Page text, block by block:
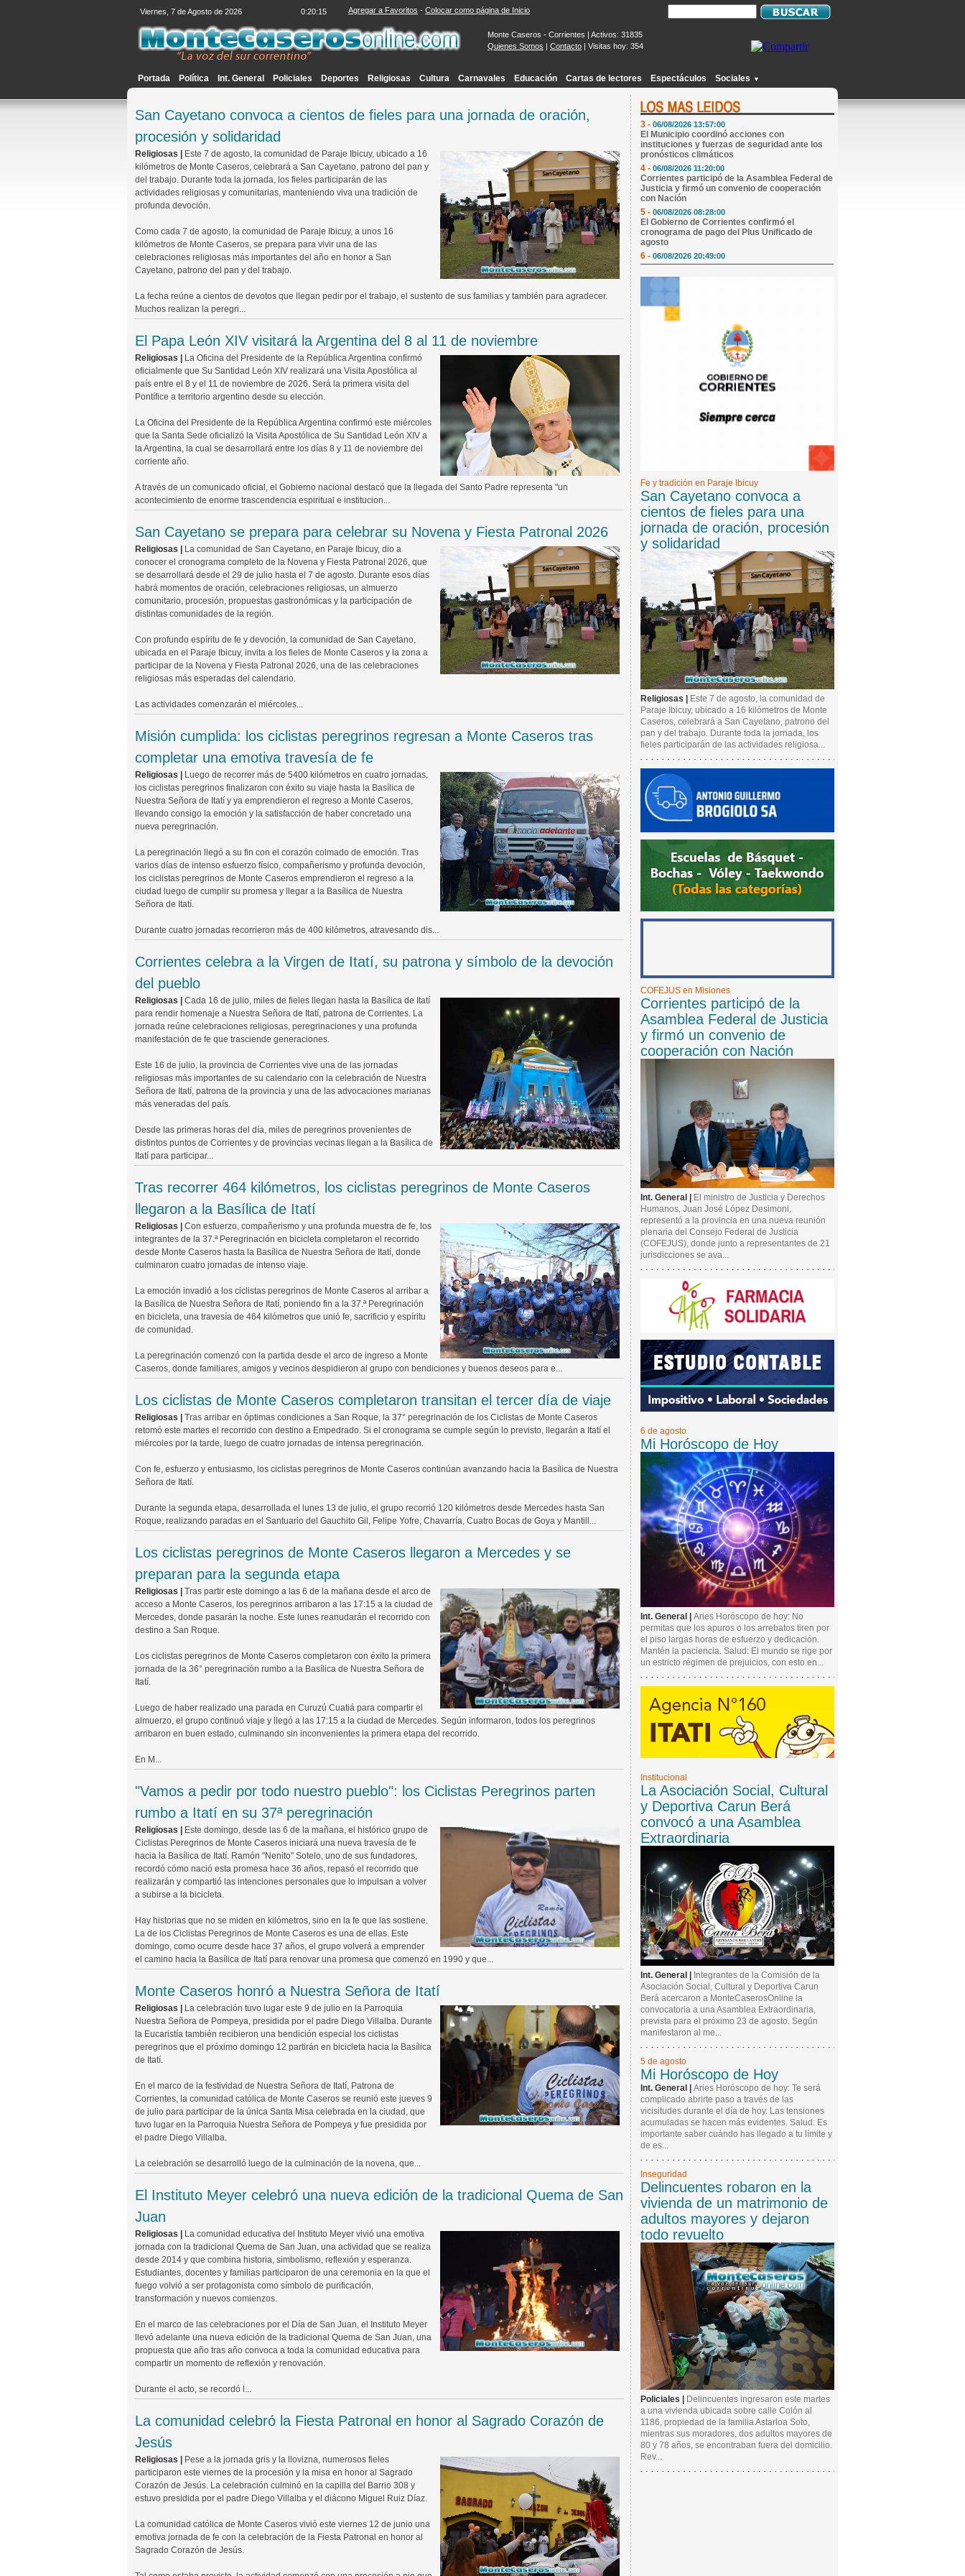
Viernes, 7 de Agosto de 2026 0:20:16 Agregar a Favoritos - Colocar como página de Inicio
Monte Caseros - Corrientes | Activos: 31835
Quienes Somos | Contacto | Visitas hoy: 354
Portada Política Int. General Policiales Deportes Religiosas Cultura Carnavales Educación Cartas de lectores Espectáculos Sociales ▼
San Cayetano convoca a cientos de fieles para una jornada de oración,
procesión y solidaridad
Religiosas |
Este 7 de agosto, la comunidad de Paraje Ibicuy, ubicado a 16
kilómetros de Monte Caseros, celebrará a San Cayetano, patrono del pan y
del trabajo. Durante toda la jornada, los fieles participarán de las
actividades religiosas y comunitarias, manteniendo viva una tradición de
profunda devoción.
Como cada 7 de agosto, la comunidad de Paraje Ibicuy, a unos 16
kilómetros de Monte Caseros, se prepara para vivir una de las
celebraciones religiosas más importantes del año en honor a San
Cayetano, patrono del pan y del trabajo.
La fecha reúne a cientos de devotos que llegan pedir por el trabajo, el sustento de sus familias y también para agradecer.
Muchos realizan la peregri...
El Papa León XIV visitará la Argentina del 8 al 11 de noviembre
Religiosas |
La Oficina del Presidente de la República Argentina confirmó
oficialmente que Su Santidad León XIV realizará una Visita Apostólica al
país entre el 8 y el 11 de noviembre de 2026. Será la primera visita del
Pontífice a territorio argentino desde su elección.
La Oficina del Presidente de la República Argentina confirmó este miércoles
que la Santa Sede oficializó la Visita Apostólica de Su Santidad León XIV a
la Argentina, la cual se desarrollará entre los días 8 y 11 de noviembre del
corriente año.
A través de un comunicado oficial, el Gobierno nacional destacó que la llegada del Santo Padre representa "un
acontecimiento de enorme trascendencia espiritual e institucion...
San Cayetano se prepara para celebrar su Novena y Fiesta Patronal 2026
Religiosas |
La comunidad de San Cayetano, en Paraje Ibicuy, dio a
conocer el cronograma completo de la Novena y Fiesta Patronal 2026, que
se desarrollará desde el 29 de julio hasta el 7 de agosto. Durante esos días
habrá momentos de oración, celebraciones religiosas, un almuerzo
comunitario, procesión, propuestas gastronómicas y la participación de
distintas comunidades de la región.
Con profundo espíritu de fe y devoción, la comunidad de San Cayetano,
ubicada en el Paraje Ibicuy, invita a los fieles de Monte Caseros y la zona a
participar de la Novena y Fiesta Patronal 2026, una de las celebraciones
religiosas más esperadas del calendario.
Las actividades comenzarán el miércoles...
Misión cumplida: los ciclistas peregrinos regresan a Monte Caseros tras
completar una emotiva travesía de fe
Religiosas |
Luego de recorrer más de 5400 kilómetros en cuatro jornadas,
los ciclistas peregrinos finalizaron con éxito su viaje hasta la Basílica de
Nuestra Señora de Itatí y ya emprendieron el regreso a Monte Caseros,
llevando consigo la emoción y la satisfacción de haber concretado una
nueva peregrinación.
La peregrinación llegó a su fin con el corazón colmado de emoción. Tras
varios días de intenso esfuerzo físico, compañerismo y profunda devoción,
los ciclistas peregrinos de Monte Caseros emprendieron el regreso a la
ciudad luego de cumplir su promesa y llegar a la Basílica de Nuestra
Señora de Itatí.
Durante cuatro jornadas recorrieron más de 400 kilómetros, atravesando dis...
Corrientes celebra a la Virgen de Itatí, su patrona y símbolo de la devoción
del pueblo
Religiosas | Cada 16 de julio, miles de fieles llegan hasta la Basílica de Itatí
para rendir homenaje a Nuestra Señora de Itatí, patrona de Corrientes. La
jornada reúne celebraciones religiosas, peregrinaciones y una profunda
manifestación de fe que trasciende generaciones.
Este 16 de julio, la provincia de Corrientes vive una de las jornadas
religiosas más importantes de su calendario con la celebración de Nuestra
Señora de Itatí, patrona de la provincia y una de las advocaciones marianas
más veneradas del país.
Desde las primeras horas del día, miles de peregrinos provenientes de
distintos puntos de Corrientes y de provincias vecinas llegan a la Basílica de
Itatí para participar...
Tras recorrer 464 kilómetros, los ciclistas peregrinos de Monte Caseros
llegaron a la Basílica de Itatí
Religiosas | Con esfuerzo, compañerismo y una profunda muestra de fe, los
integrantes de la 37.ª Peregrinación en bicicleta completaron el recorrido
desde Monte Caseros hasta la Basílica de Nuestra Señora de Itatí, donde
culminaron cuatro jornadas de intenso viaje.
La emoción invadió a los ciclistas peregrinos de Monte Caseros al arribar a
la Basílica de Nuestra Señora de Itatí, poniendo fin a la 37.ª Peregrinación
en bicicleta, una travesía de 464 kilómetros que unió fe, sacrificio y espíritu
de comunidad.
La peregrinación comenzó con la partida desde el arco de ingreso a Monte
Caseros, donde familiares, amigos y vecinos despidieron al grupo con bendiciones y buenos deseos para e...
Los ciclistas de Monte Caseros completaron transitan el tercer día de viaje
Religiosas | Tras arribar en óptimas condiciones a San Roque, la 37° peregrinación de los Ciclistas de Monte Caseros
retomó este martes el recorrido con destino a Empedrado. Si el cronograma se cumple según lo previsto, llegarán a Itatí el
miércoles por la tarde, luego de cuatro jornadas de intensa peregrinación.
Con fe, esfuerzo y entusiasmo, los ciclistas peregrinos de Monte Caseros continúan avanzando hacia la Basílica de Nuestra
Señora de Itatí.
Durante la segunda etapa, desarrollada el lunes 13 de julio, el grupo recorrió 120 kilómetros desde Mercedes hasta San
Roque, realizando paradas en el Santuario del Gauchito Gil, Felipe Yofre, Chavarría, Cuatro Bocas de Goya y Mantill...
Los ciclistas peregrinos de Monte Caseros llegaron a Mercedes y se
preparan para la segunda etapa
Religiosas | Tras partir este domingo a las 6 de la mañana desde el arco de
acceso a Monte Caseros, los peregrinos arribaron a las 17:15 a la ciudad de
Mercedes, donde pasarán la noche. Este lunes reanudarán el recorrido con
destino a San Roque.
Los ciclistas peregrinos de Monte Caseros completaron con éxito la primera
jornada de la 36° peregrinación rumbo a la Basílica de Nuestra Señora de
Itatí.
Luego de haber realizado una parada en Curuzú Cuatiá para compartir el
almuerzo, el grupo continuó viaje y llegó a las 17:15 a la ciudad de Mercedes. Según informaron, todos los peregrinos
arribaron en buen estado, culminando sin inconvenientes la primera etapa del recorrido.
En M...
"Vamos a pedir por todo nuestro pueblo": los Ciclistas Peregrinos parten
rumbo a Itatí en su 37ª peregrinación
Religiosas |
Este domingo, desde las 6 de la mañana, el histórico grupo de
Ciclistas Peregrinos de Monte Caseros iniciará una nueva travesía de fe
hacia la Basílica de Itatí. Ramón "Nenito" Sotelo, uno de sus fundadores,
recordó cómo nació esta promesa hace 36 años, repasó el recorrido que
realizarán y compartió las intenciones personales que lo impulsan a volver
a subirse a la bicicleta.
Hay historias que no se miden en kilómetros, sino en la fe que las sostiene.
La de los Ciclistas Peregrinos de Monte Caseros es una de ellas. Este
domingo, como ocurre desde hace 37 años, el grupo volverá a emprender
el camino hacia la Basílica de Itatí para renovar una promesa que comenzó en 1990 y que...
Monte Caseros honró a Nuestra Señora de Itatí
Religiosas |
La celebración tuvo lugar este 9 de julio en la Parroquia
Nuestra Señora de Pompeya, presidida por el padre Diego Villalba. Durante
la Eucaristía también recibieron una bendición especial los ciclistas
peregrinos que el próximo domingo 12 partirán en bicicleta hacia la Basílica
de Itatí.
En el marco de la festividad de Nuestra Señora de Itatí, Patrona de
Corrientes, la comunidad católica de Monte Caseros se reunió este jueves 9
de julio para participar de la única Santa Misa celebrada en la ciudad, que
tuvo lugar en la Parroquia Nuestra Señora de Pompeya y fue presidida por
el padre Diego Villalba.
La celebración se desarrolló luego de la culminación de la novena, que...
El Instituto Meyer celebró una nueva edición de la tradicional Quema de San
Juan
Religiosas |
La comunidad educativa del Instituto Meyer vivió una emotiva
jornada con la tradicional Quema de San Juan, una actividad que se realiza
desde 2014 y que combina historia, simbolismo, reflexión y esperanza.
Estudiantes, docentes y familias participaron de una ceremonia en la que el
fuego volvió a ser protagonista como símbolo de purificación,
transformación y nuevos comienzos.
En el marco de las celebraciones por el Día de San Juan, el Instituto Meyer
llevó adelante una nueva edición de la tradicional Quema de San Juan, una
propuesta que año tras año convoca a toda la comunidad educativa para
compartir un momento de reflexión y renovación.
Durante el acto, se recordó l...
La comunidad celebró la Fiesta Patronal en honor al Sagrado Corazón de
Jesús
Religiosas |
Pese a la jornada gris y la llovizna, numerosos fieles
participaron este viernes de la procesión y la misa en honor al Sagrado
Corazón de Jesús. La celebración culminó en la capilla del Barrio 308 y
estuvo presidida por el padre Diego Villalba y el diácono Miguel Ruiz Díaz.
La comunidad católica de Monte Caseros vivió este viernes 12 de junio una
emotiva jornada de fe con la celebración de la Fiesta Patronal en honor al
Sagrado Corazón de Jesús.
2 -06/08/2026 08:31:00
Juguetes y golosinas para regalar sonrisas: la
3 -06/08/2026 13:57:00
El Municipio coordinó acciones con
instituciones y fuerzas de seguridad ante los
pronósticos climáticos
4 -06/08/2026 11:20:00
Corrientes participó de la Asamblea Federal de
Justicia y firmó un convenio de cooperación
con Nación
5 -06/08/2026 08:28:00
El Gobierno de Corrientes confirmó el
cronograma de pago del Plus Unificado de
agosto
6 -06/08/2026 20:49:00
Joven de Monte Caseros fingió estar
secuestrado en Concordia, le pidió $25.000 de
contra el reality y sorprendió con una fuerte
revelación
Internaron a la mamá de un participante de
Gran Hermano: "Pico de estrés y preinfarto"
San Cayetano convoca a cientos de fieles para
una jornada de oración, procesión y solidaridad
Fe y tradición en Paraje Ibicuy
San Cayetano convoca a
cientos de fieles para una
jornada de oración, procesión
y solidaridad
Religiosas |
Este 7 de agosto, la comunidad de
Paraje Ibicuy, ubicado a 16 kilómetros de Monte
Caseros, celebrará a San Cayetano, patrono del
pan y del trabajo. Durante toda la jornada, los
fieles participarán de las actividades religiosa...
COFEJUS en Misiones
Corrientes participó de la
Asamblea Federal de Justicia
y firmó un convenio de
cooperación con Nación
Int. General |
El ministro de Justicia y Derechos
Humanos, Juan José López Desimoni,
representó a la provincia en una nueva reunión
plenaria del Consejo Federal de Justicia
(COFEJUS), donde junto a representantes de 21
jurisdicciones se ava...
6 de agosto
Mi Horóscopo de Hoy
Int. General | Aries Horóscopo de hoy: No
permitas que los apuros o los arrebatos tiren por
el piso largas horas de esfuerzo y dedicación.
Mantén la paciencia. Salud: El mundo se rige por
un estricto régimen de prejuicios, con esto en...
Institucional
La Asociación Social, Cultural
y Deportiva Carun Berá
convocó a una Asamblea
Extraordinaria
Int. General |
Integrantes de la Comisión de la
Asociación Social, Cultural y Deportiva Carun
Berá acercaron a MonteCaserosOnline la
convocatoria a una Asamblea Extraordinaria,
prevista para el próximo 23 de agosto. Según
manifestaron al me...
5 de agosto
Mi Horóscopo de Hoy
Int. General | Aries Horóscopo de hoy: Te será
complicado abrirte paso a través de las
vicisitudes durante el día de hoy. Las tensiones
acumuladas se hacen más evidentes. Salud: Es
importante saber cuándo has llegado a tu límite y
de es...
Inseguridad
Delincuentes robaron en la
vivienda de un matrimonio de
adultos mayores y dejaron
todo revuelto
Policiales |
Delincuentes ingresaron este martes
a una vivienda ubicada sobre calle Colón al
1186, propiedad de la familia Astarloa Soto,
mientras sus moradores, dos adultos mayores de
80 y 78 años, se encontraban fuera del domicilio.
Rev...